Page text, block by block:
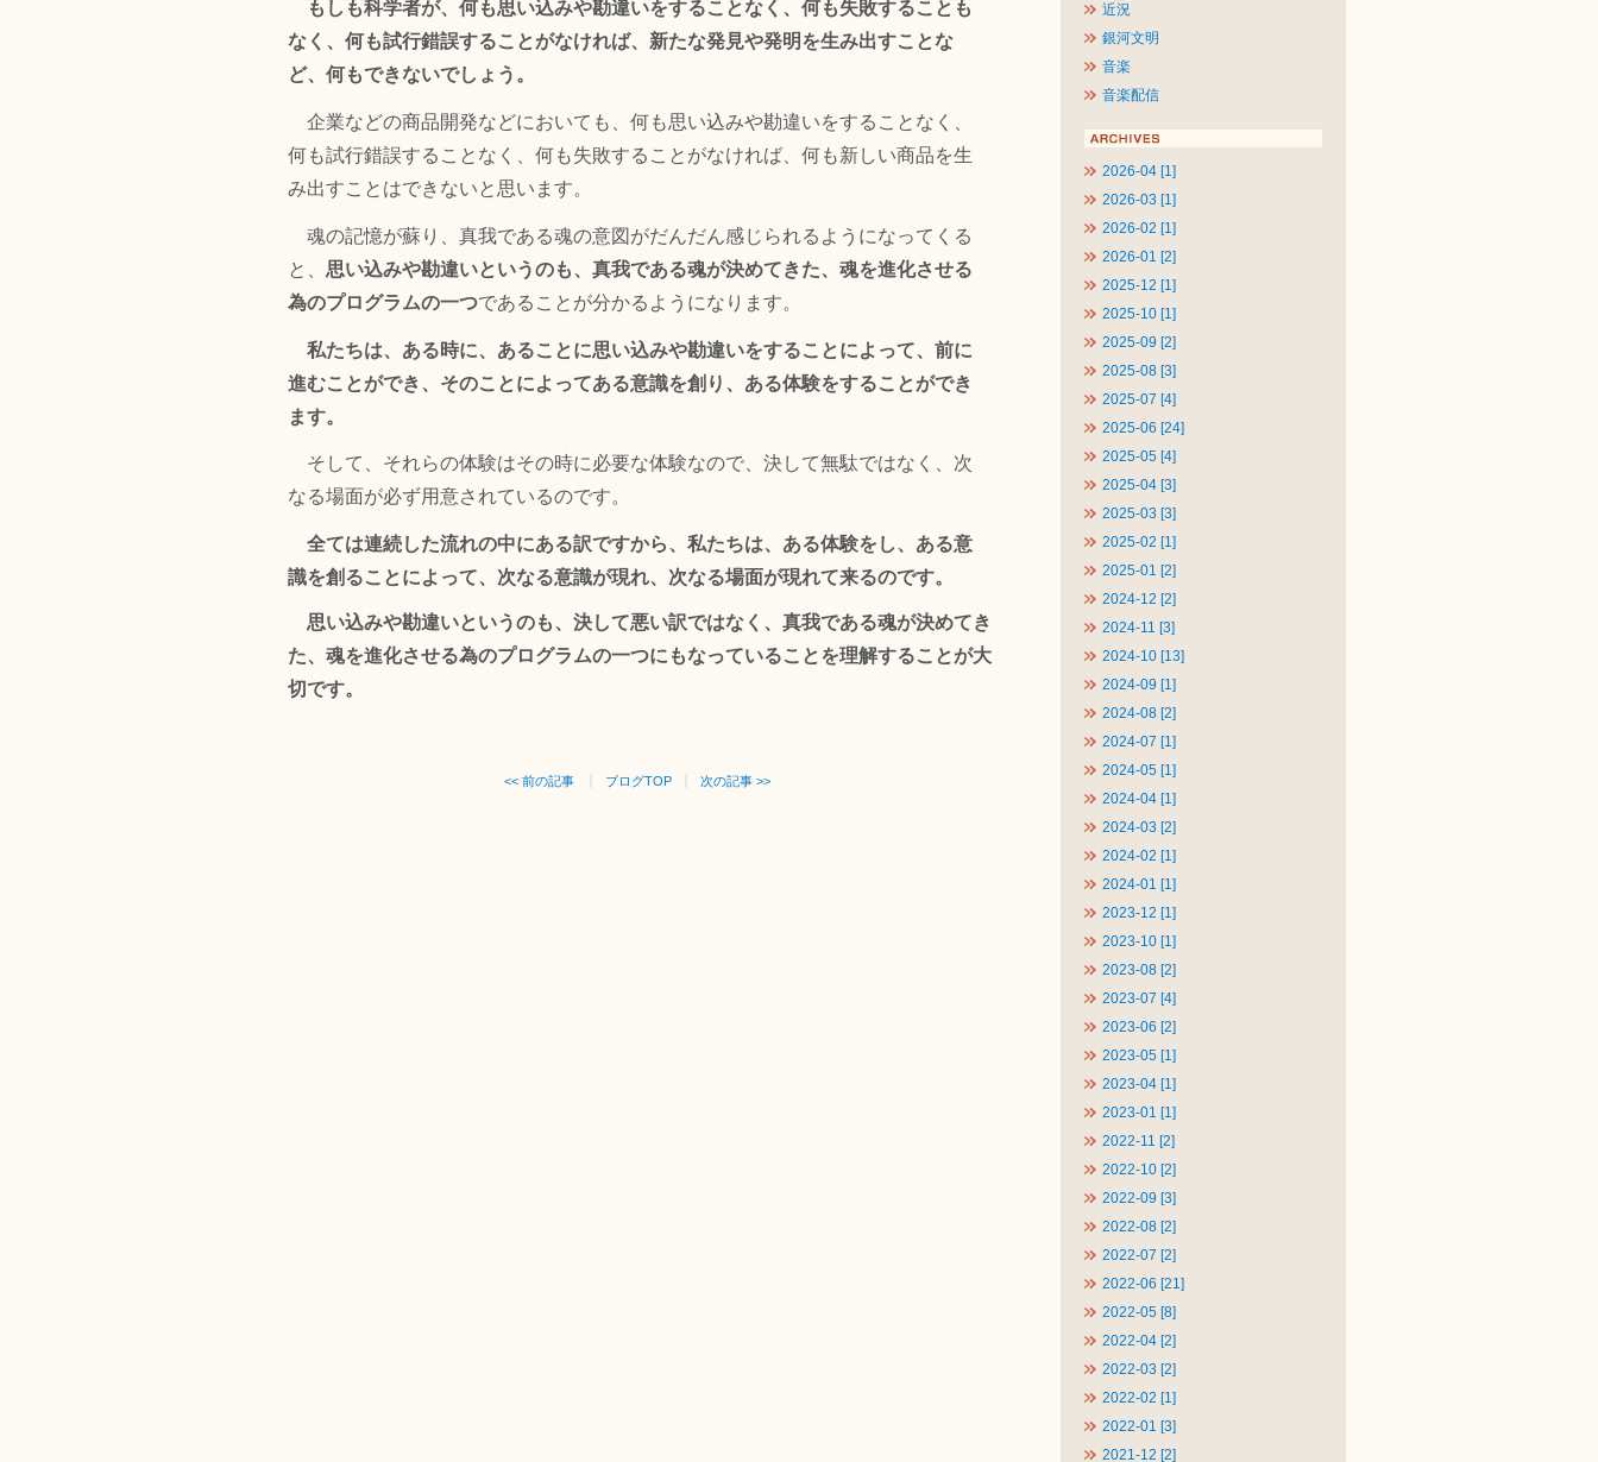
もしも科学者が、何も思い込みや勘違いをすることなく、何も失敗することも
なく、何も試行錯誤することがなければ、新たな発見や発明を生み出すことな
ど、何もできないでしょう。
企業などの商品開発などにおいても、何も思い込みや勘違いをすることなく、
何も試行錯誤することなく、何も失敗することがなければ、何も新しい商品を生
み出すことはできないと思います。
魂の記憶が蘇り、真我である魂の意図がだんだん感じられるようになってくる
と、 思い込みや勘違いというのも、真我である魂が決めてきた、魂を進化させる
為のプログラムの一つであることが分かるようになります。
私たちは、ある時に、あることに思い込みや勘違いをすることによって、前に
進むことができ、そのことによってある意識を創り、ある体験をすることができ
ます。
そして、それらの体験はその時に必要な体験なので、決して無駄ではなく、次
なる場面が必ず用意されているのです。
全ては連続した流れの中にある訳ですから、私たちは、ある体験をし、ある意
識を創ることによって、次なる意識が現れ、次なる場面が現れて来るのです。
思い込みや勘違いというのも、決して悪い訳ではなく、真我である魂が決めてき
た、魂を進化させる為のプログラムの一つにもなっていることを理解することが大
切です。
<< 前の記事 ブログTOP 次の記事 >>
近況
銀河文明
音楽
音楽配信
2026-04 [1]
2026-03 [1]
2026-02 [1]
2026-01 [2]
2025-12 [1]
2025-10 [1]
2025-09 [2]
2025-08 [3]
2025-07 [4]
2025-06 [24]
2025-05 [4]
2025-04 [3]
2025-03 [3]
2025-02 [1]
2025-01 [2]
2024-12 [2]
2024-11 [3]
2024-10 [13]
2024-09 [1]
2024-08 [2]
2024-07 [1]
2024-05 [1]
2024-04 [1]
2024-03 [2]
2024-02 [1]
2024-01 [1]
2023-12 [1]
2023-10 [1]
2023-08 [2]
2023-07 [4]
2023-06 [2]
2023-05 [1]
2023-04 [1]
2023-01 [1]
2022-11 [2]
2022-10 [2]
2022-09 [3]
2022-08 [2]
2022-07 [2]
2022-06 [21]
2022-05 [8]
2022-04 [2]
2022-03 [2]
2022-02 [1]
2022-01 [3]
2021-12 [2]